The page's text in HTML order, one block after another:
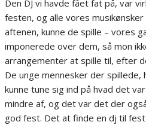
Den DJ vi havde fået fat på, var
festen, og alle vores
aftenen, kunne de spille – vores
imponerede over dem, så mon
arrangementer at spille til, efter
De unge mennesker der
kunne tune sig ind på hvad det
mindre af, og det var det der
god fest. Det at finde en dj til